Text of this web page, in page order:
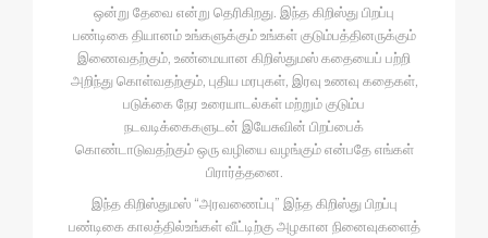
ஒன்று தேவை என்று தெரிகிறது. இந்த கிறிஸ்து பிறப்பு
பண்டிகை தியானம் உங்களுக்கும் உங்கள் குடும்பத்தினருக்கும்
இணைவதற்கும், உண்மையான கிறிஸ்துமஸ் கதையைப் பற்றி
அறிந்து கொள்வதற்கும், புதிய மரபுகள், இரவு உணவு கதைகள்,
படுக்கை நேர உரையாடல்கள் மற்றும் குடும்ப
நடவடிக்கைகளுடன் இயேசுவின் பிறப்பைக்
கொண்டாடுவதற்கும் ஒரு வழியை வழங்கும் என்பதே எங்கள்
பிரார்த்தனை.
இந்த கிறிஸ்துமஸ் “அரவணைப்பு” இந்த கிறிஸ்து பிறப்பு
பண்டிகை காலத்தில்உங்கள் வீட்டிற்கு அழகான நினைவுகளைத்